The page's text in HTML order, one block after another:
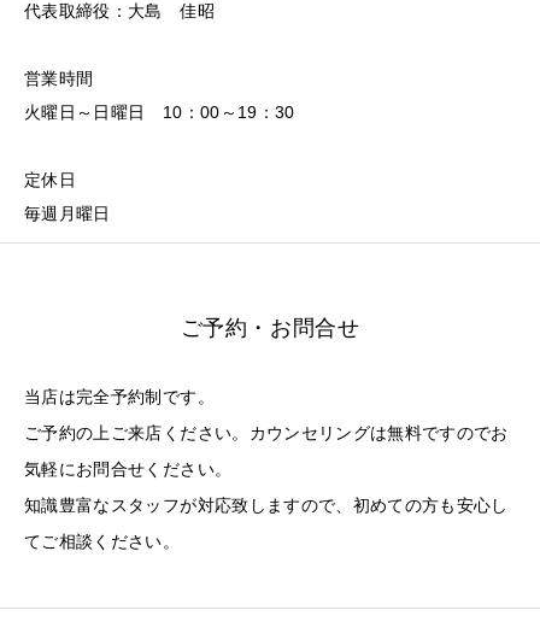
代表取締役：大島 佳昭
営業時間
火曜日～日曜日 10：00～19：30
定休日
毎週月曜日
ご予約・お問合せ
当店は完全予約制です。
ご予約の上ご来店ください。カウンセリングは無料ですのでお
気軽にお問合せください。
知識豊富なスタッフが対応致しますので、初めての方も安心し
てご相談ください。